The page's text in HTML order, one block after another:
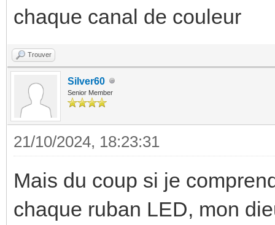
chaque canal de couleur
Trouver
Silver60
Senior Member
21/10/2024, 18:23:31
Mais du coup si je
chaque ruban LED, mon